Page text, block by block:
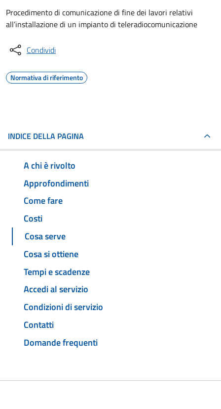
Procedimento di comunicazione di fine dei lavori relativi
all’installazione di un impianto di teleradiocomunicazione
Condividi
Normativa di riferimento
INDICE DELLA PAGINA
A chi è rivolto
Approfondimenti
Come fare
Costi
Cosa serve
Cosa si ottiene
Tempi e scadenze
Accedi al servizio
Condizioni di servizio
Contatti
Domande frequenti